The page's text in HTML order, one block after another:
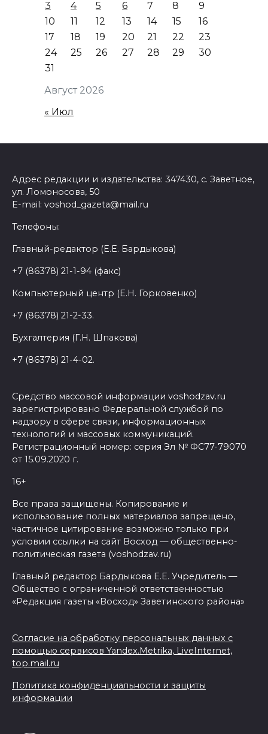
Август 2026
3
4 5 6 7 8
9
10
11 12 13 14 15
16
17
18 19 20 21 22
23
24
25 26 27 28 29
30
31
« Июл
Адрес редакции и издательства: 347430, с. Заветное,
ул. Ломоносова, 50
E-mail: voshod_gazeta@mail.ru
Телефоны:
Главный-редактор (Е.Е. Бардыкова)
+7 (86378) 21-1-94 (факс)
Компьютерный центр (Е.Н. Горковенко)
+7 (86378) 21-2-33.
Бухгалтерия (Г.Н. Шпакова)
+7 (86378) 21-4-02.
Средство массовой информации voshodzav.ru
зарегистрировано Федеральной службой по
надзору в сфере связи, информационных
технологий и массовых коммуникаций.
Регистрационный номер: серия Эл № ФС77-79070
от 15.09.2020 г.
16+
Все права защищены. Копирование и
использование полных материалов запрещено,
частичное цитирование возможно только при
условии ссылки на сайт Восход — общественно-
политическая газета (voshodzav.ru)
Главный редактор Бардыкова Е.Е. Учредитель —
Общество с ограниченной ответственностью
«Редакция газеты «Восход» Заветинского района»
Согласие на обработку персональных данных с
помощью сервисов Yandex.Metrika, LiveInternet,
top.mail.ru
Политика конфиденциальности и защиты
информации